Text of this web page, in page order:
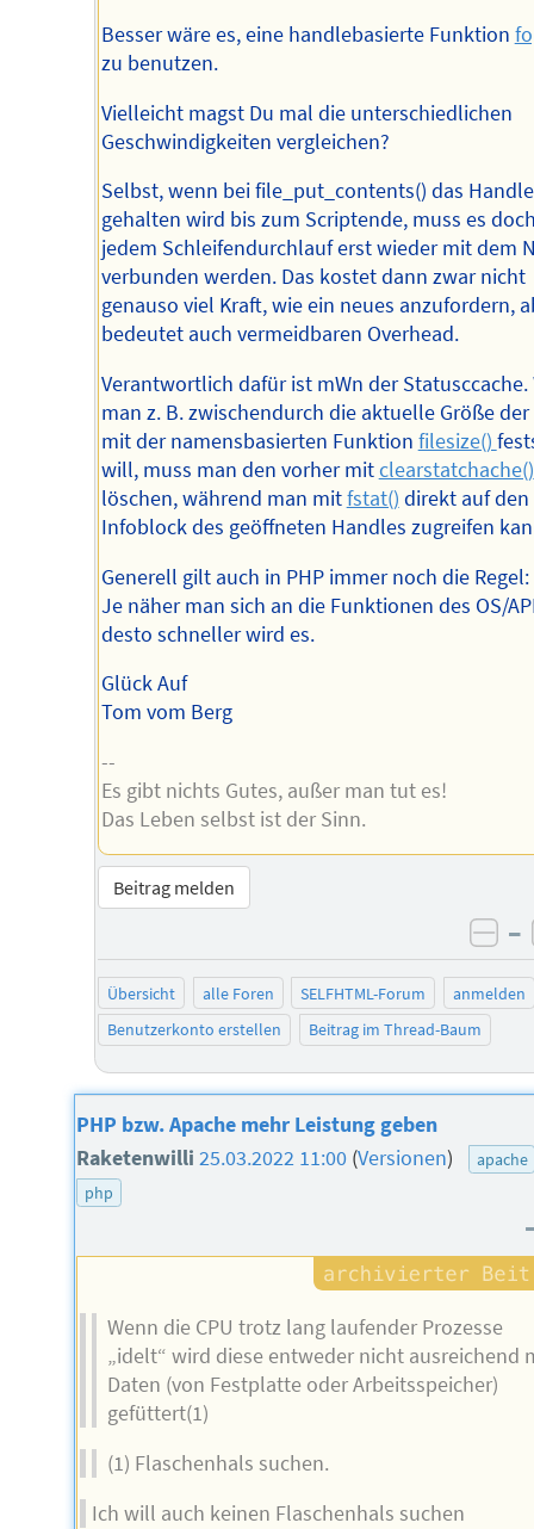
Besser wäre es, eine handlebasierte Funktion
zu benutzen.
Vielleicht magst Du mal die unterschiedlichen
Geschwindigkeiten vergleichen?
Selbst, wenn bei file_put_contents() das Handle
gehalten wird bis zum Scriptende, muss es
jedem Schleifendurchlauf erst wieder mit dem
verbunden werden. Das kostet dann zwar nicht
genauso viel Kraft, wie ein neues anzufordern,
bedeutet auch vermeidbaren Overhead.
Verantwortlich dafür ist mWn der Statusccache.
man z. B. zwischendurch die aktuelle Größe der
mit der namensbasierten Funktion filesize()
will, muss man den vorher mitclearstatchache()
löschen, während man mitfstat() direkt auf den
Infoblock des geöffneten Handles zugreifen
Generell gilt auch in PHP immer noch die Regel:
Je näher man sich an die Funktionen des OS/
desto schneller wird es.
Glück Auf
Tom vom Berg
--
Es gibt nichts Gutes, außer man tut es!
Das Leben selbst ist der Sinn.
Beitrag melden
–
Übersicht alle Foren SELFHTML-Forum
anmelden
Benutzerkonto erstellen
Beitrag im Thread-Baum
PHP bzw. Apache mehr Leistung geben
Raketenwilli25.03.2022 11:00 (Versionen)
apache
php
Wenn die CPU trotz lang laufender Prozesse
„idelt“ wird diese entweder nicht ausreichend
Daten (von Festplatte oder Arbeitsspeicher)
gefüttert(1)
(1) Flaschenhals suchen.
Ich will auch keinen Flaschenhals suchen